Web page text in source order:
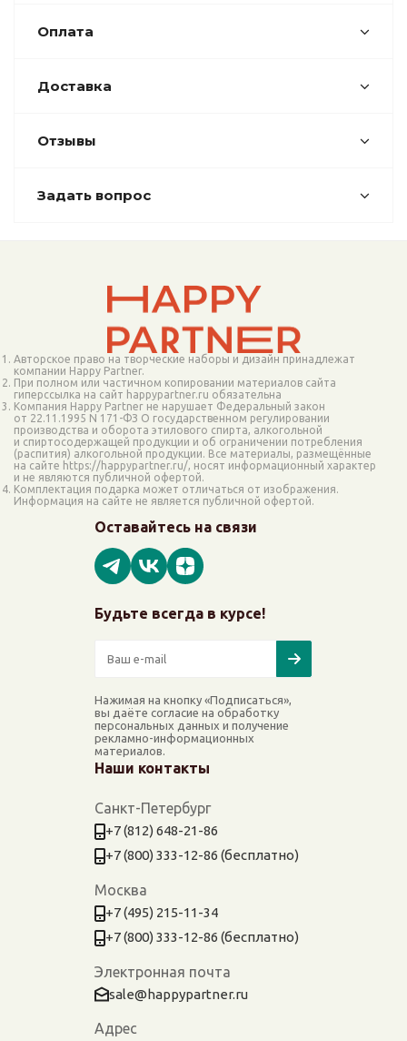
Оплата
Доставка
Отзывы
Задать вопрос
Авторское право на творческие наборы и дизайн принадлежат
компании Happy Partner.
При полном или частичном копировании материалов сайта
гиперссылка на сайт happypartner.ru обязательна
Компания Happy Partner не нарушает Федеральный закон
от 22.11.1995 N 171-ФЗ О государственном регулировании
производства и оборота этилового спирта, алкогольной
и спиртосодержащей продукции и об ограничении потребления
(распития) алкогольной продукции. Все материалы, размещённые
на сайте https://happypartner.ru/, носят информационный характер
и не являются публичной офертой.
Комплектация подарка может отличаться от изображения.
Информация на сайте не является публичной офертой.
Оставайтесь на связи
Будьте всегда в курсе!
Нажимая на кнопку «Подписаться»,
вы даёте согласие на обработку
персональных данных и получение
рекламно-информационных
материалов.
Наши контакты
Санкт-Петербург
+7 (812) 648-21-86
+7 (800) 333-12-86 (бесплатно)
Москва
+7 (495) 215-11-34
+7 (800) 333-12-86 (бесплатно)
Электронная почта
sale@happypartner.ru
Адрес